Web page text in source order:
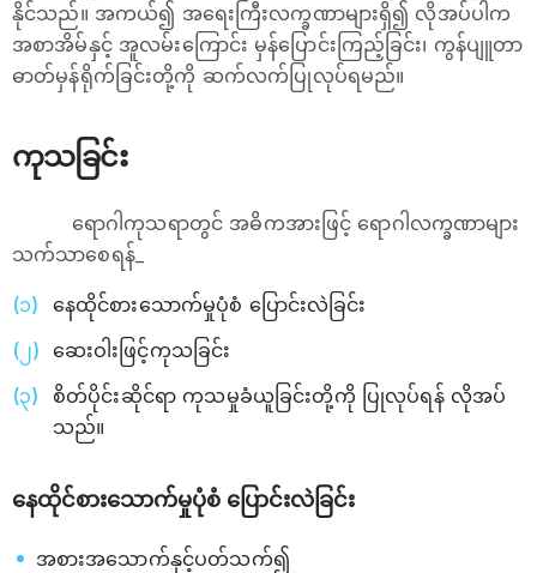
နိုင်သည်။ အကယ်၍ အရေးကြီးလက္ခဏာများရှိ၍ လိုအပ်ပါက
အစာအိမ်နှင့် အူလမ်းကြောင်း မှန်ပြောင်းကြည့်ခြင်း၊ ကွန်ပျူတာ
ဓာတ်မှန်ရိုက်ခြင်းတို့ကို ဆက်လက်ပြုလုပ်ရမည်။
ကုသခြင်း
ရောဂါကုသရာတွင် အဓိကအားဖြင့် ရောဂါလက္ခဏာများ
သက်သာစေရန်_
နေထိုင်စားသောက်မှုပုံစံ ပြောင်းလဲခြင်း
ဆေးဝါးဖြင့်ကုသခြင်း
စိတ်ပိုင်းဆိုင်ရာ ကုသမှုခံယူခြင်းတို့ကို ပြုလုပ်ရန် လိုအပ်
သည်။
နေထိုင်စားသောက်မှုပုံစံ ပြောင်းလဲခြင်း
အစားအသောက်နှင့်ပတ်သက်၍